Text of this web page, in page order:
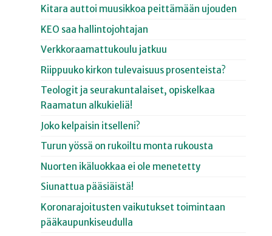
Kitara auttoi muusikkoa peittämään ujouden
KEO saa hallintojohtajan
Verkkoraamattukoulu jatkuu
Riippuuko kirkon tulevaisuus prosenteista?
Teologit ja seurakuntalaiset, opiskelkaa
Raamatun alkukieliä!
Joko kelpaisin itselleni?
Turun yössä on rukoiltu monta rukousta
Nuorten ikäluokkaa ei ole menetetty
Siunattua pääsiäistä!
Koronarajoitusten vaikutukset toimintaan
pääkaupunkiseudulla